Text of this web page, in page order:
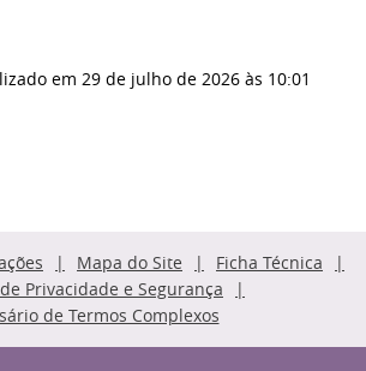
em 29 de julho de 2026 às 10:01
Mapa do Site
Ficha Técnica
Privacidade e Segurança
de Termos Complexos